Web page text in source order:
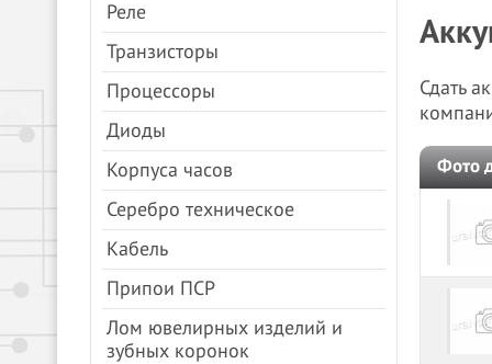
Реле
Транзисторы
Процессоры
Диоды
Корпуса часов
Серебро техническое
Кабель
Припои ПСР
Лом ювелирных изделий и
зубных коронок
Сдать
Фото